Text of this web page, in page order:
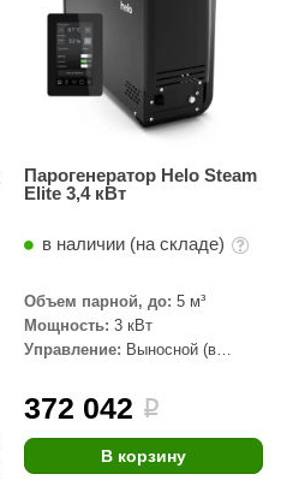
Парогенератор Helo Steam
Elite 3,4 кВт
в наличии (на складе)
Объем парной, до: 5 м³
Мощность: 3 кВт
Управление: Выносной (в
372 042 i
В корзину